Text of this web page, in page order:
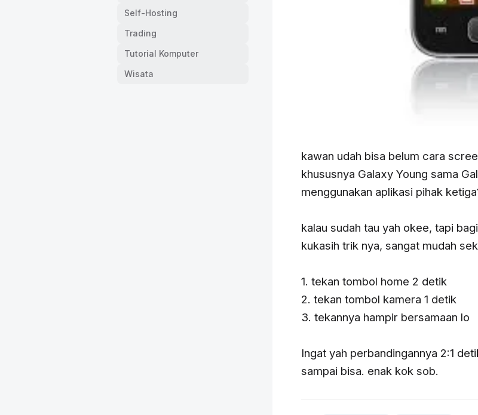
kawan udah bisa belum cara
khususnya Galaxy Young sama
menggunakan aplikasi pihak
kalau sudah tau yah okee, tapi
kukasih trik nya, sangat mudah
1. tekan tombol home 2 detik
2. tekan tombol kamera 1 detik
3. tekannya hampir bersamaan lo
Ingat yah perbandingannya 2:1
sampai bisa. enak kok sob.
Self-Hosting
Trading
Tutorial Komputer
Wisata